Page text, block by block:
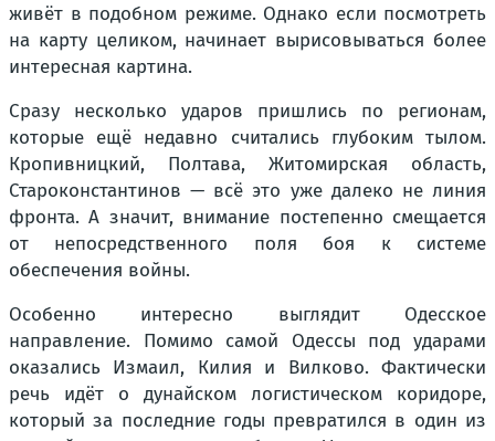
живёт в подобном режиме. Однако если посмотреть
на карту целиком, начинает вырисовываться более
интересная картина.
Сразу несколько ударов пришлись по регионам,
которые ещё недавно считались глубоким тылом.
Кропивницкий, Полтава, Житомирская область,
Староконстантинов — всё это уже далеко не линия
фронта. А значит, внимание постепенно смещается
от непосредственного поля боя к системе
обеспечения войны.
Особенно интересно выглядит Одесское
направление. Помимо самой Одессы под ударами
оказались Измаил, Килия и Вилково. Фактически
речь идёт о дунайском логистическом коридоре,
который за последние годы превратился в один из